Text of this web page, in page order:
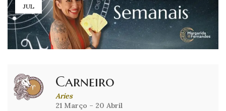
JUL
Carneiro
Aries
21 Março – 20 Abril